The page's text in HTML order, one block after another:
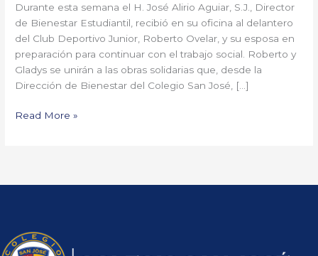
Durante esta semana el H. José Alirio Aguiar, S.J., Director
de Bienestar Estudiantil, recibió en su oficina al delantero
del Club Deportivo Junior, Roberto Ovelar, y su esposa en
preparación para continuar con el trabajo social. Roberto y
Gladys se unirán a las obras solidarias que, desde la
Dirección de Bienestar del Colegio San José, […]
oficinas
de
Bienestar
Read More »